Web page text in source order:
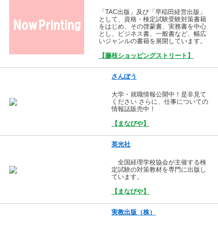
「TAC出版」及び「早稲田経営出版」
として、資格・検定試験受験対策書籍
をはじめ、その啓蒙書、実務書を中心
とし、ビジネス書、一般書など、幅広
いジャンルの書籍を展開しています。
【藤枝ショッピングストリート】
さんぽう
大学・就職情報公開中！是非見て
ください さらに、仕事についての
情報誌販売中！
【まなびや】
英光社
全国経理学校協会が主催する検
定試験の対策教材を専門に出版し
ています。
【まなびや】
実教出版（株）